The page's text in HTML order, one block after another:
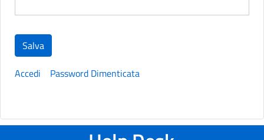
Salva
Accedi
Password Dimenticata